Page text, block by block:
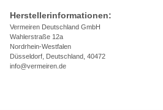
Herstellerinformationen:
Vermeiren Deutschland GmbH
Wahlerstraße 12a
Nordrhein-Westfalen
Düsseldorf, Deutschland, 40472
info@vermeiren.de